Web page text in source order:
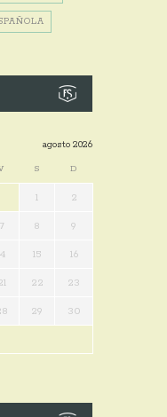
agosto 2026
S D
1 2
7 8 9
15 16
22 23
29 30